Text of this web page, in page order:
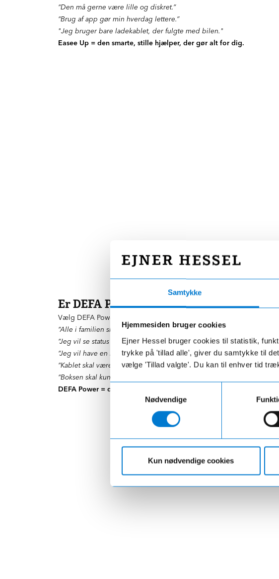
Samtykke
Hjemmesiden bruger cookies
Ejner Hessel bruger cookies til statistik,
trykke på 'tillad alle', giver du samtykke til
vælge 'Tillad valgte'. Du kan til enhver tid
Samtykkevalg
Nødvendige
Kun nødvendige cookies
“Den må gerne være lille og diskret.”
“Brug af app gør min hverdag lettere.”
"Jeg bruger bare ladekablet, der fulgte med bilen."
Easee Up = den smarte, stille hjælper, der gør alt for dig.
Er DEFA Power det rigtige valg for dig?
Vælg DEFA Power, hvis du tænker:
“Alle i familien skal kunne bruge ladeboksen.”
“Jeg vil se status på en skærm – ikke kun i en app.”
“Jeg vil have en ladeboks, der er nem at betjene.”
“Kablet skal være nemt at hænge op.”
“Boksen skal kunne tåle kulde, regn og slid.”
DEFA Power = den robuste og superpraktiske arbejdshest.